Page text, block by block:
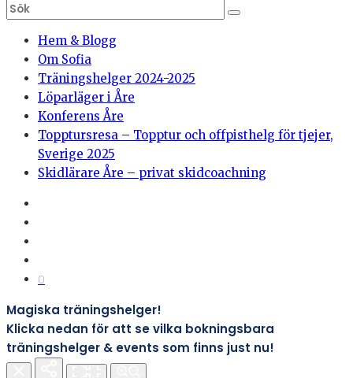
Hem & Blogg
Om Sofia
Träningshelger 2024-2025
Löparläger i Åre
Konferens Åre
Topptursresa – Topptur och offpisthelg för tjejer,
Sverige 2025
Skidlärare Åre – privat skidcoachning
0
Magiska träningshelger!
Klicka nedan för att se vilka bokningsbara
träningshelger & events som finns just nu!